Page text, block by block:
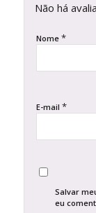
Não há
Nome *
E-mail *
Salvar
eu